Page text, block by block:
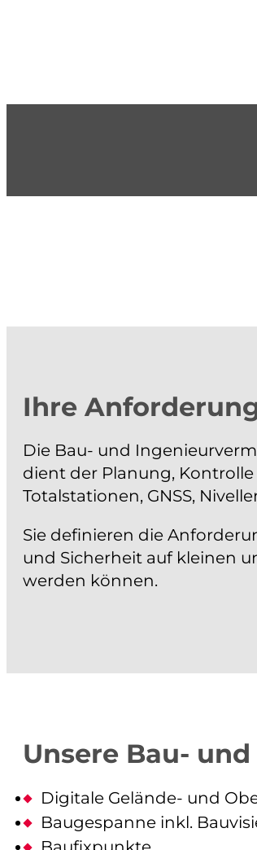
Ihre
Die Bau- und
dient der Planung,
Totalstationen, GNSS,
Sie definieren die
und Sicherheit auf kleinen
werden können.
Unsere Bau-
Digitale Gelände- und
Baugespanne inkl.